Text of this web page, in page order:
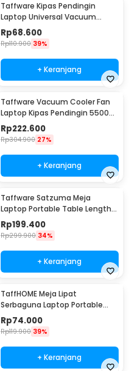
Taffware Kipas Pendingin
Laptop Universal Vacuum
Cooler 3000RPM 2W 5V - ICE
FANIII
Rp68.600
Rp110.900 39%
+ Keranjang
Taffware Vacuum Cooler Fan
Laptop Kipas Pendingin 5500
RPM 5V - LC06
Rp222.600
Rp304.900 27%
+ Keranjang
Taffware Satzuma Meja
Laptop Portable Table Length
42x26cm - Z19
Rp199.400
Rp299.900 34%
+ Keranjang
TaffHOME Meja Lipat
Serbaguna Laptop Portable
Desk Minimalist Design - BO60
Rp74.000
Rp119.900 39%
+ Keranjang